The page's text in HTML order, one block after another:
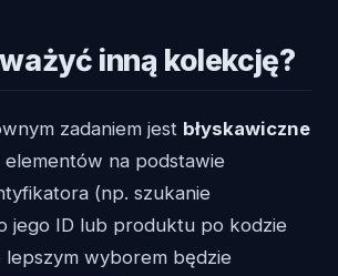
inną kolekcję?
zadaniem jest błyskawiczne
elementów na podstawie
(np. szukanie
jego ID lub produktu po kodzie
lepszym wyborem będzie